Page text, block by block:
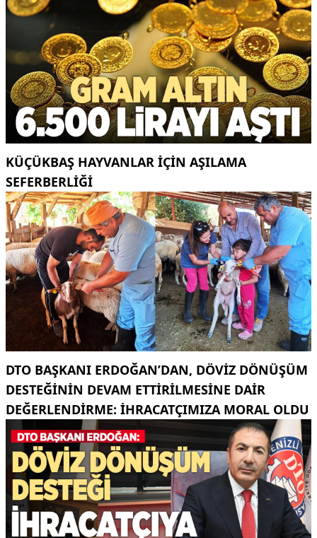
KÜÇÜKBAŞ HAYVANLAR İÇİN AŞILAMA
SEFERBERLİĞİ
DTO BAŞKANI ERDOĞAN’DAN, DÖVIZ DÖNÜŞÜM
DESTEĞININ DEVAM ETTIRILMESINE DAIR
DEĞERLENDIRME: İHRACATÇIMIZA MORAL OLDU